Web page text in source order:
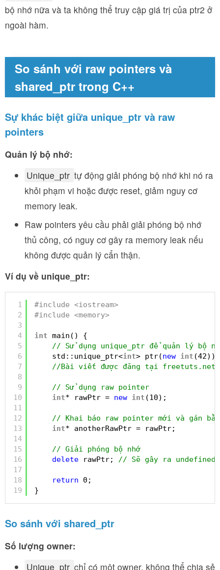
bộ nhớ nữa và ta không thể truy cập giá trị của ptr2 ở
ngoài hàm.
So sánh với raw pointers và
shared_ptr trong C++
Sự khác biệt giữa unique_ptr và raw
pointers
Quản lý bộ nhớ:
Unique_ptr tự động giải phóng bộ nhớ khi nó ra
khỏi phạm vi hoặc được reset, giảm nguy cơ
memory leak.
Raw pointers yêu cầu phải giải phóng bộ nhớ
thủ công, có nguy cơ gây ra memory leak nếu
không được quản lý cẩn thận.
Ví dụ về unique_ptr:
1
2
3
4
5
6
7
8
9
10
11
12
13
14
15
16
17
18
19
#include <iostream>
#include <memory>
int main() {
// Sử dụng unique_ptr để quản lý bộ
std::unique_ptr<int> ptr(new int (42));
//Bài viết được đăng tại freetuts.net
// Sử dụng raw pointer
int* rawPtr = new int (10);
// Khai báo raw pointer mới và gán
int* anotherRawPtr = rawPtr;
// Giải phóng bộ nhớ
delete
rawPtr; // Sẽ gây ra undefined
return
0;
}
So sánh với shared_ptr
Số lượng owner:
Unique_ptr chỉ có một owner, không thể chia sẻ